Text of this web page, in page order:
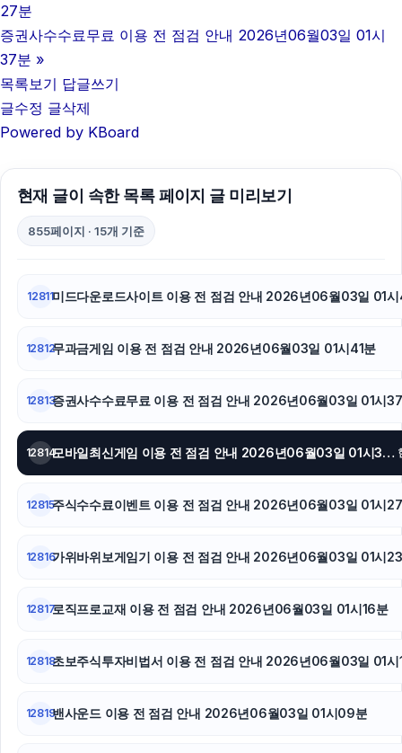
불륜증거
안산피부과
인천하수구막힘
용인하수구막힘
네이버 검색광고
27분
증권사수수료무료 이용 전 점검 안내 2026년06월03일 01시
37분 »
목록보기 답글쓰기
글수정 글삭제
Powered by KBoard
현재 글이 속한 목록 페이지 글 미리보기
855페이지 · 15개 기준
12811미드다운로드사이트 이용 전 점검 안내 2026년06월03일 01
12812무과금게임 이용 전 점검 안내 2026년06월03일 01시41분
12813증권사수수료무료 이용 전 점검 안내 2026년06월03일 01시
12814 모바일최신게임 이용 전 점검 안내 2026년06월03일 01시34분
12815주식수수료이벤트 이용 전 점검 안내 2026년06월03일 01시
12816가위바위보게임기 이용 전 점검 안내 2026년06월03일 01시
12817로직프로교재 이용 전 점검 안내 2026년06월03일 01시16분
12818초보주식투자비법서 이용 전 점검 안내 2026년06월03일 01시
12819밴사운드 이용 전 점검 안내 2026년06월03일 01시09분